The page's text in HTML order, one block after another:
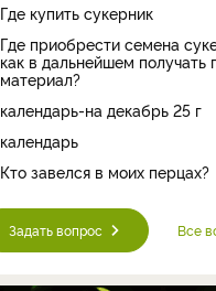
Где купить сукерник
Где приобрести семена
как в дальнейшем получать
материал?
календарь-на декабрь 25 г
календарь
Кто завелся в моих перцах?
Задать вопрос Все